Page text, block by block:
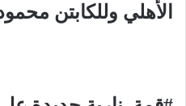
الأهلي وللكابتن